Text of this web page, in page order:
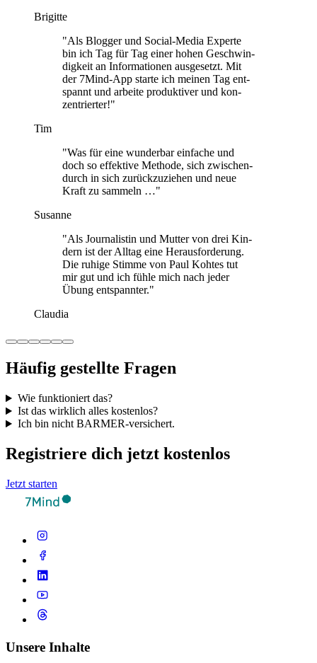
Brigitte
"Als Blog­ger und Social-Media Experte
bin ich Tag für Tag einer hohen Geschwin­
dig­keit an Infor­ma­tio­nen aus­ge­setzt. Mit
der 7Mind-App starte ich meinen Tag ent­
spannt und arbeite pro­duk­ti­ver und kon­
zen­trier­ter!"
Tim
"Was für eine wun­der­bar ein­fa­che und
doch so effek­tive Methode, sich zwi­schen­
durch in sich zurück­zu­zie­hen und neue
Kraft zu sam­meln …"
Susanne
"Als Jour­na­lis­tin und Mutter von drei Kin­
dern ist der Alltag eine Her­aus­for­de­rung.
Die ruhige Stimme von Paul Kohtes tut
mir gut und ich fühle mich nach jeder
Übung ent­spann­ter."
Claudia
Häufig gestellte Fragen
Wie funktioniert das?
Ist das wirklich alles kostenlos?
Ich bin nicht BARMER-versichert.
Registriere dich jetzt kostenlos
Jetzt starten
Unsere Inhalte